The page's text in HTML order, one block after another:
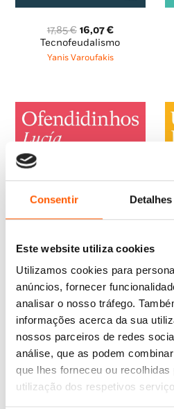
Consentir Detalhes
Este website utiliza cookies
Utilizamos cookies para
anúncios, fornecer
analisar o nosso tráfego.
informações acerca da sua
nossos parceiros de redes
análise, que as podem
que lhes forneceu ou
utilização dos respetivos
17,85€ O
preço
original
16,07€O
preço
atual
Tecnofeudalismo
Yanis Varoufakis
13,45€O
preço
original
era:
13,45 €.
12,10€O
preço
atual
é:
12,10 €.
Ofendidinhos